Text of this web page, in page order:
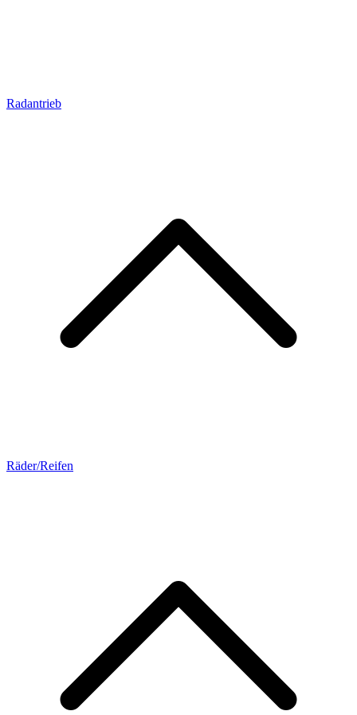
Radantrieb
Räder/Reifen